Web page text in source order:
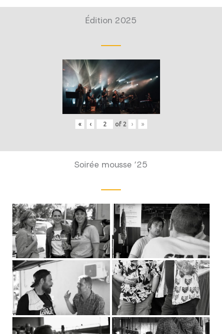
Édition 2025
« ‹ of 2 › »
Soirée mousse ’25